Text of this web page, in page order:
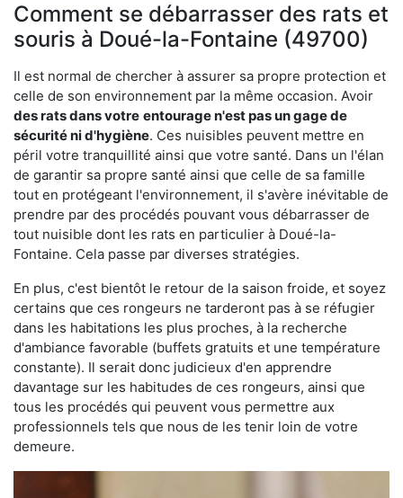
Comment se débarrasser des rats et
souris à Doué-la-Fontaine (49700)
Il est normal de chercher à assurer sa propre protection et
celle de son environnement par la même occasion. Avoir
des rats dans votre entourage n'est pas un gage de
sécurité ni d'hygiène. Ces nuisibles peuvent mettre en
péril votre tranquillité ainsi que votre santé. Dans un l'élan
de garantir sa propre santé ainsi que celle de sa famille
tout en protégeant l'environnement, il s'avère inévitable de
prendre par des procédés pouvant vous débarrasser de
tout nuisible dont les rats en particulier à Doué-la-
Fontaine. Cela passe par diverses stratégies.
En plus, c'est bientôt le retour de la saison froide, et soyez
certains que ces rongeurs ne tarderont pas à se réfugier
dans les habitations les plus proches, à la recherche
d'ambiance favorable (buffets gratuits et une température
constante). Il serait donc judicieux d'en apprendre
davantage sur les habitudes de ces rongeurs, ainsi que
tous les procédés qui peuvent vous permettre aux
professionnels tels que nous de les tenir loin de votre
demeure.